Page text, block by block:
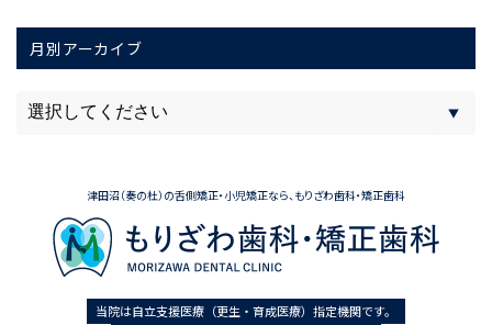
月別アーカイブ
津田沼（奏の杜）の舌側矯正・小児矯正なら、もりざわ歯科・矯正歯科
当院は自立支援医療（更生・育成医療）指定機関です。